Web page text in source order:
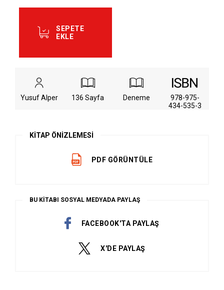
Yusuf Alper 136 Sayfa Deneme
978-975-
434-535-3
SEPETE
EKLE
KİTAP ÖNİZLEMESİ
PDF GÖRÜNTÜLE
BU KİTABI SOSYAL MEDYADA PAYLAŞ
FACEBOOK'TA PAYLAŞ
X'DE PAYLAŞ